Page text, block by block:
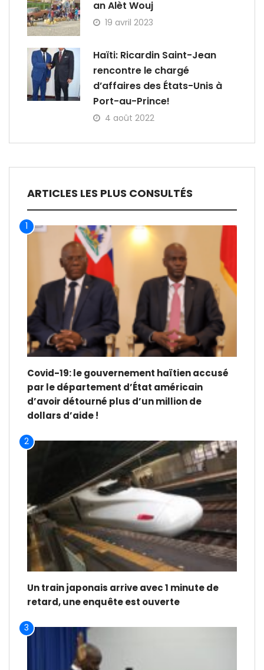
an Alèt Wouj
19 avril 2023
Haïti: Ricardin Saint-Jean
rencontre le chargé
d’affaires des États-Unis à
Port-au-Prince!
4 août 2022
ARTICLES LES PLUS CONSULTÉS
1
Covid-19: le gouvernement haïtien accusé
par le département d’État américain
d’avoir détourné plus d’un million de
dollars d’aide !
2
Un train japonais arrive avec 1 minute de
retard, une enquête est ouverte
3